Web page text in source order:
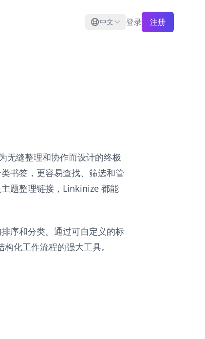
中文 登录 注册
缝整理和协作而设计的终极
书签，更容易查找、筛选和管
题整理链接，Linkinize 都能
序和分类。通过可自定义的标
化工作流程的强大工具。